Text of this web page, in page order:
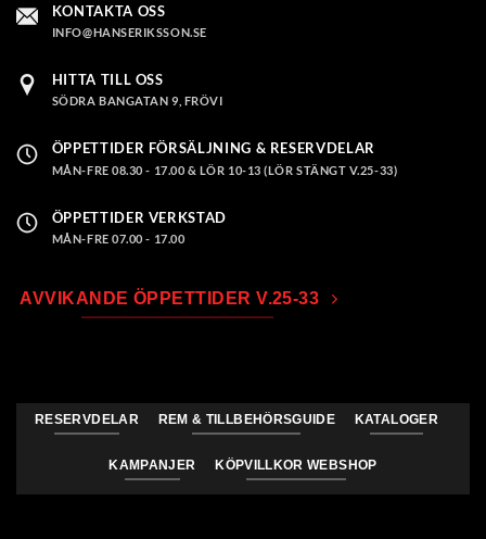
KONTAKTA OSS
INFO@HANSERIKSSON.SE
HITTA TILL OSS
SÖDRA BANGATAN 9, FRÖVI
ÖPPETTIDER FÖRSÄLJNING & RESERVDELAR
MÅN-FRE 08.30 - 17.00 & LÖR 10-13 (LÖR STÄNGT V.25-33)
ÖPPETTIDER VERKSTAD
MÅN-FRE 07.00 - 17.00
AVVIKANDE ÖPPETTIDER V.25-33
RESERVDELAR REM & TILLBEHÖRSGUIDE KATALOGER
KAMPANJER KÖPVILLKOR WEBSHOP